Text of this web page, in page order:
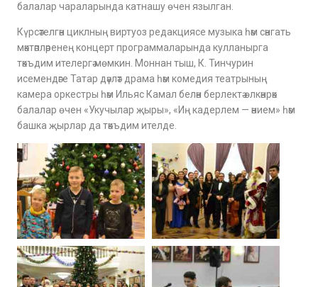
балалар чараларында катнашу өчен язылган.
Күрсәтелгән циклның виртуоз редакциясе музыка һәм сәнгать
мәктәпләренең концерт программаларында кулланырга
тәкъдим ителергә мөмкин. Моннан тыш, К. Тинчурин
исемендәге Татар дәүләт драма һәм комедия театрының
камера оркестры һәм Ильяс Камал белән берлектә өлкәнрәк
балалар өчен «Укучылар җыры», «Иң кадерлем — әнием» һәм
башка җырлар да тәкъдим ителде.